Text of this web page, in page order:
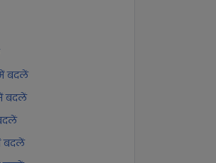
बदलें
बदलें
बदलें